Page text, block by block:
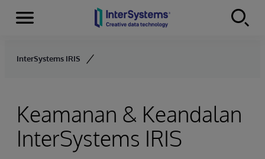
Skip to content
Menu
InterSystems IRIS
Keamanan & Keandalan
InterSystems IRIS